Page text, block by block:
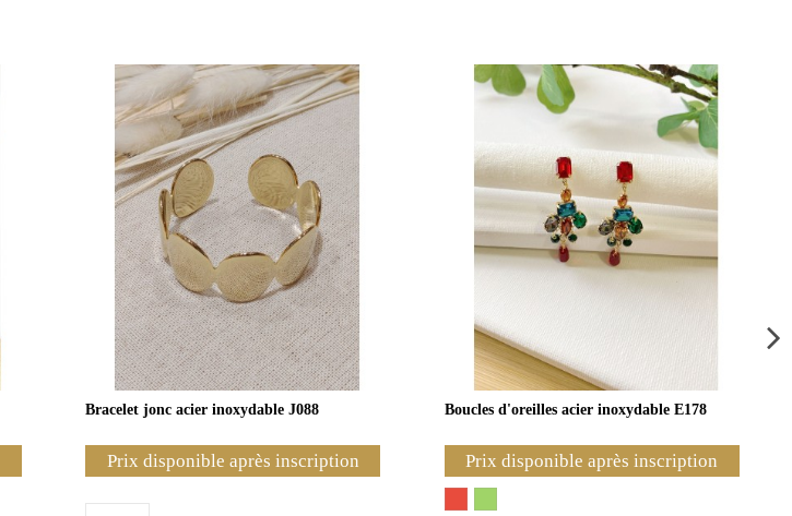
Bracelet jonc acier inoxydable J088
Prix disponible après inscription
Boucles d'oreilles acier inoxydable E178
Prix disponible après inscription